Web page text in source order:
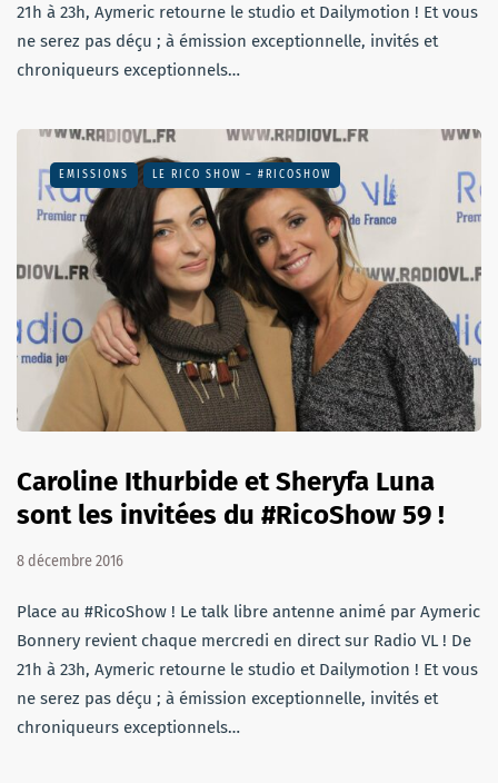
21h à 23h, Aymeric retourne le studio et Dailymotion ! Et vous
ne serez pas déçu ; à émission exceptionnelle, invités et
chroniqueurs exceptionnels…
EMISSIONS LE RICO SHOW – #RICOSHOW
Caroline Ithurbide et Sheryfa Luna
sont les invitées du #RicoShow 59 !
8 décembre 2016
Place au #RicoShow ! Le talk libre antenne animé par Aymeric
Bonnery revient chaque mercredi en direct sur Radio VL ! De
21h à 23h, Aymeric retourne le studio et Dailymotion ! Et vous
ne serez pas déçu ; à émission exceptionnelle, invités et
chroniqueurs exceptionnels…